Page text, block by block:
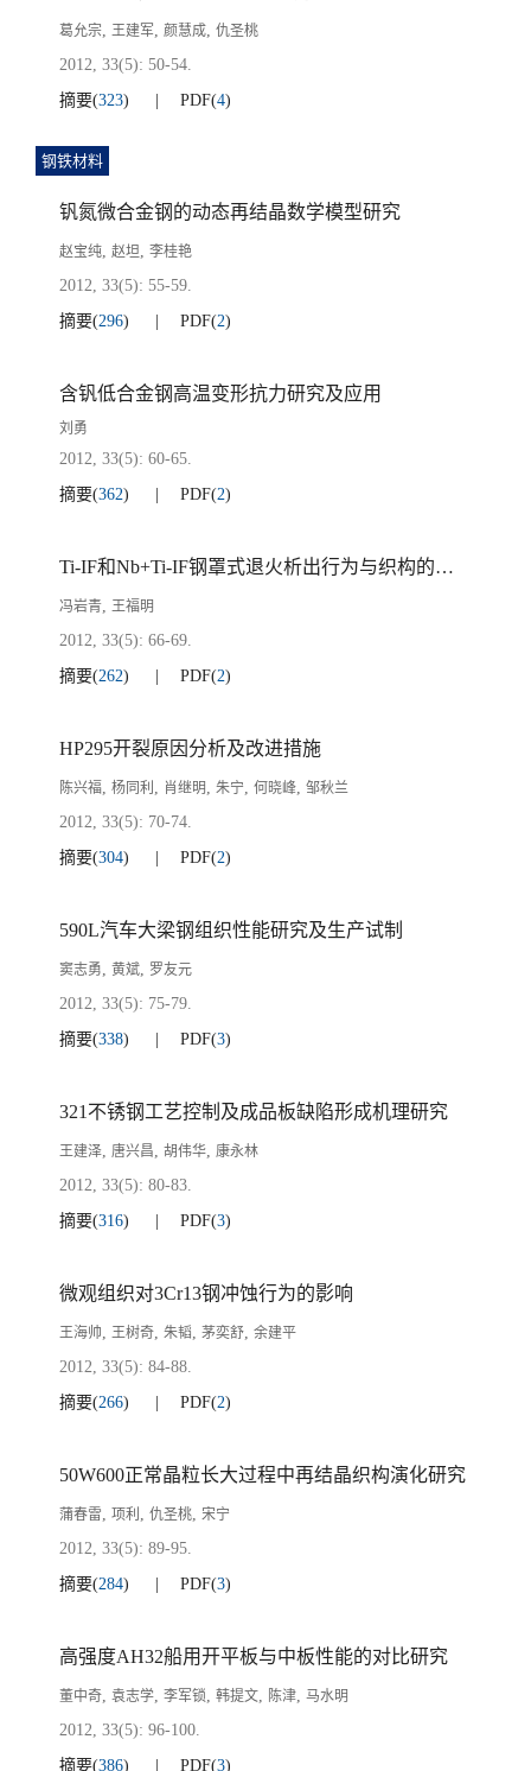
葛允宗, 王建军, 颜慧成, 仇圣桃
2012, 33(5): 50-54.
摘要(323) PDF(4)
钢铁材料
钒氮微合金钢的动态再结晶数学模型研究
赵宝纯, 赵坦, 李桂艳
2012, 33(5): 55-59.
摘要(296) PDF(2)
含钒低合金钢高温变形抗力研究及应用
刘勇
2012, 33(5): 60-65.
摘要(362) PDF(2)
Ti-IF和Nb+Ti-IF钢罩式退火析出行为与织构的对比研究
冯岩青, 王福明
2012, 33(5): 66-69.
摘要(262) PDF(2)
HP295开裂原因分析及改进措施
陈兴福, 杨同利 , 肖继明, 朱宁, 何晓峰, 邹秋兰
2012, 33(5): 70-74.
摘要(304) PDF(2)
590L汽车大梁钢组织性能研究及生产试制
窦志勇, 黄斌, 罗友元
2012, 33(5): 75-79.
摘要(338) PDF(3)
321不锈钢工艺控制及成品板缺陷形成机理研究
王建泽, 唐兴昌, 胡伟华, 康永林
2012, 33(5): 80-83.
摘要(316) PDF(3)
微观组织对3Cr13钢冲蚀行为的影响
王海帅, 王树奇, 朱韬, 茅奕舒, 余建平
2012, 33(5): 84-88.
摘要(266) PDF(2)
50W600正常晶粒长大过程中再结晶织构演化研究
蒲春雷, 项利 , 仇圣桃, 宋宁
2012, 33(5): 89-95.
摘要(284) PDF(3)
高强度AH32船用开平板与中板性能的对比研究
董中奇, 袁志学, 李军锁, 韩提文, 陈津, 马水明
2012, 33(5): 96-100.
摘要(386) PDF(3)